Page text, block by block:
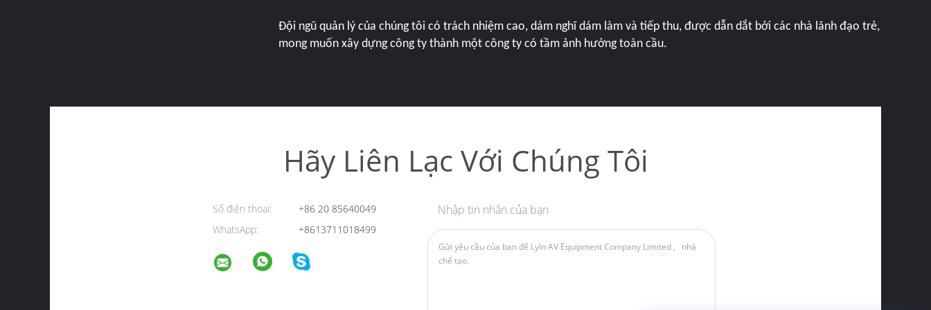
Đội ngũ quản lý của chúng tôi có trách nhiệm cao, dám nghĩ dám làm và tiếp thu, được dẫn dắt bởi các nhà lãnh đạo trẻ,
mong muốn xây dựng công ty thành một công ty có tầm ảnh hưởng toàn cầu.
Hãy Liên Lạc Với Chúng Tôi
Số điện thoại:
+86 20 85640049
WhatsApp:
+8613711018499
Nhập tin nhắn của bạn